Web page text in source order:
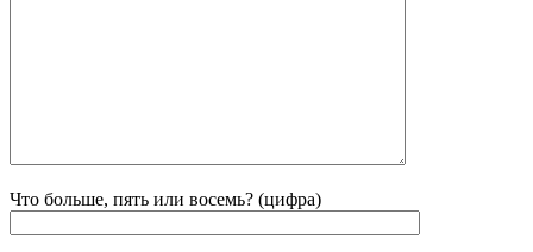
Что больше, пять или восемь? (цифра)